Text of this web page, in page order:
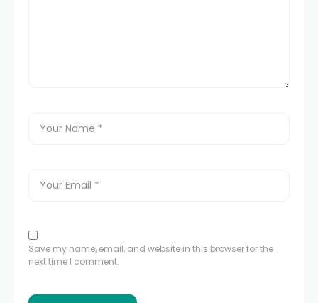
Save my name, email, and website in this browser for the
next time I comment.